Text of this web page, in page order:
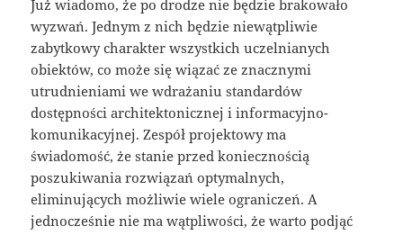
Już wiadomo, że po drodze nie będzie brakowało
wyzwań. Jednym z nich będzie niewątpliwie
zabytkowy charakter wszystkich uczelnianych
obiektów, co może się wiązać ze znacznymi
utrudnieniami we wdrażaniu standardów
dostępności architektonicznej i informacyjno-
komunikacyjnej. Zespół projektowy ma
świadomość, że stanie przed koniecznością
poszukiwania rozwiązań optymalnych,
eliminujących możliwie wiele ograniczeń. A
jednocześnie nie ma wątpliwości, że warto podjąć